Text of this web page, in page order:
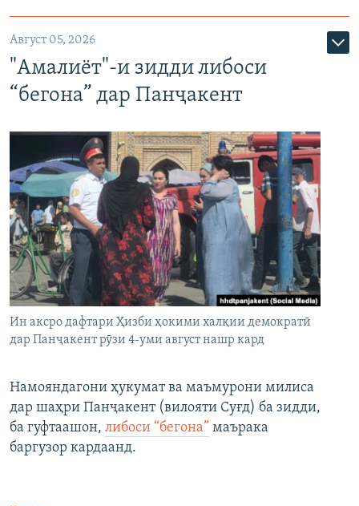
Август 05, 2026
"Амалиёт"-и зидди либоси
“бегона” дар Панҷакент
Ин аксро дафтари Ҳизби ҳокими халқии демократӣ
дар Панҷакент рӯзи 4-уми август нашр кард
Намояндагони ҳукумат ва маъмурони милиса
дар шаҳри Панҷакент (вилояти Суғд) ба зидди,
ба гуфтаашон, либоси “бегона” маърака
баргузор кардаанд.